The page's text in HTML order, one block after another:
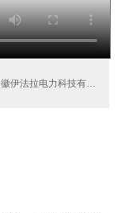
视频作者：安徽伊法拉电力科技有限公司